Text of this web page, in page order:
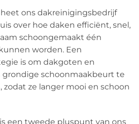
ons dakreinigingsbedrijf
over hoe daken efficiënt, snel,
schoongemaakt één
worden. Een
is om dakgoten en
grondige schoonmaakbeurt te
zodat ze langer mooi en schoon
een tweede pluspunt van ons